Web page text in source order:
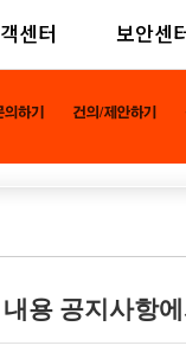
센터 보안센
용 공지사항